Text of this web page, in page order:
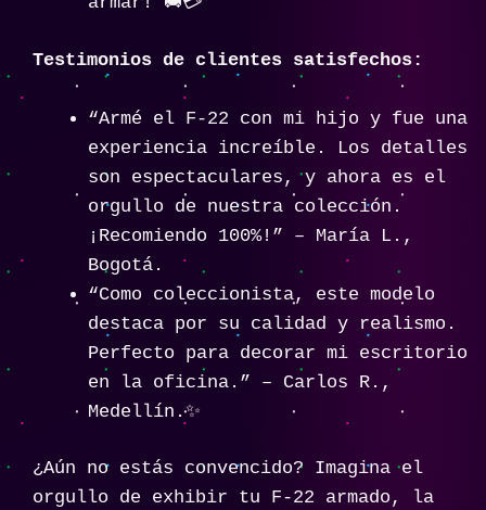
Testimonios de clientes satisfechos:
“Armé el F-22 con mi hijo y fue una
experiencia increíble. Los detalles
son espectaculares, y ahora es el
orgullo de nuestra colección.
¡Recomiendo 100%!” – María L.,
Bogotá.
“Como coleccionista, este modelo
destaca por su calidad y realismo.
Perfecto para decorar mi escritorio
en la oficina.” – Carlos R.,
Medellín.✨
¿Aún no estás convencido? Imagina el
orgullo de exhibir tu F-22 armado, la